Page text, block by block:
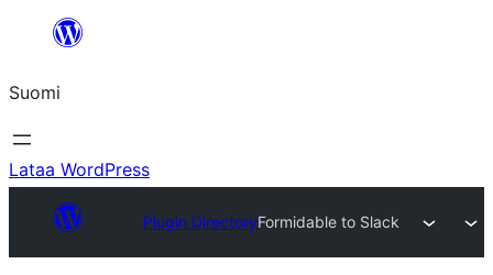
Suomi
Lataa WordPress
Plugin DirectoryFormidable to Slack